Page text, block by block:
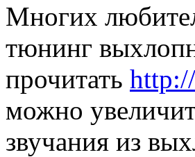
Многих
тюнинг
прочитать
можно
звучания из